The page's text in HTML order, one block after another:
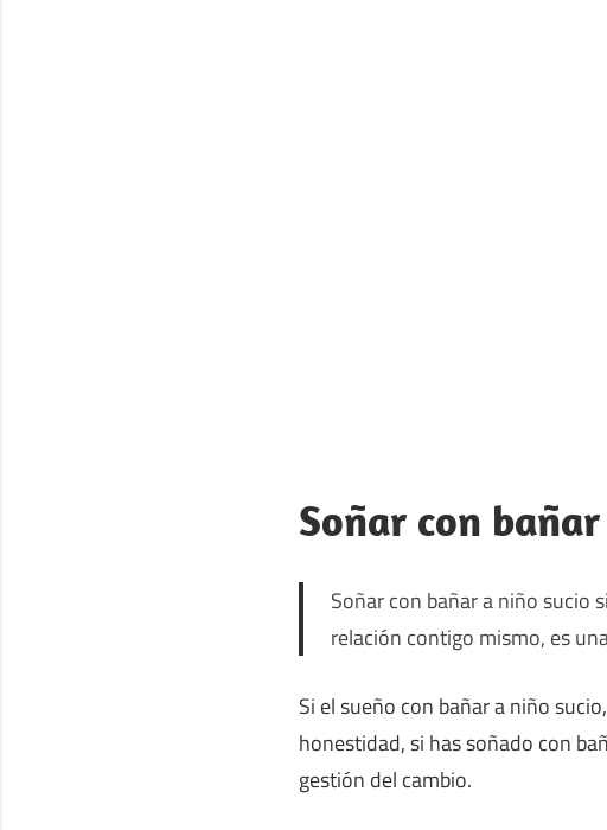
Soñar con
Soñar con bañar a niño sucio
relación contigo mismo, es
Si el sueño con bañar a niño
honestidad, si has soñado con
gestión del cambio.